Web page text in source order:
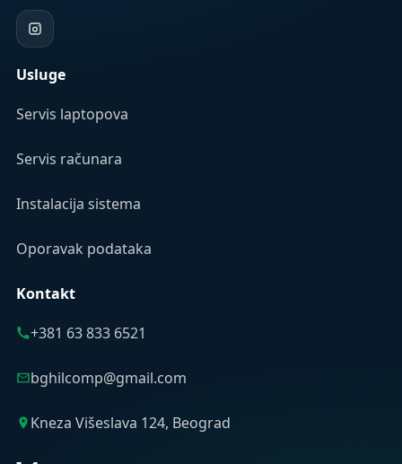
Usluge
Servis laptopova
Servis računara
Instalacija sistema
Oporavak podataka
Kontakt
+381 63 833 6521
bghilcomp@gmail.com
Kneza Višeslava 124, Beograd